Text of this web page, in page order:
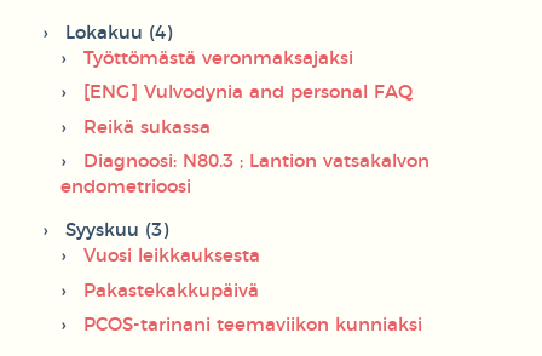
Lokakuu (4)
Työttömästä veronmaksajaksi
[ENG] Vulvodynia and personal FAQ
Reikä sukassa
Diagnoosi: N80.3 ; Lantion vatsakalvon
endometrioosi
Syyskuu (3)
Vuosi leikkauksesta
Pakastekakkupäivä
PCOS-tarinani teemaviikon kunniaksi